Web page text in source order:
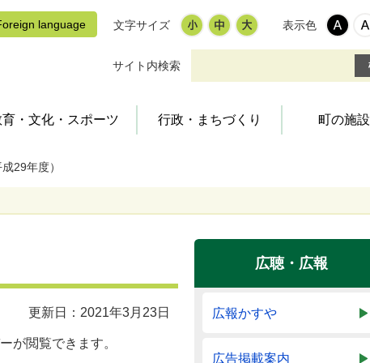
language 文字サイズ 表示色
サイト内検索
消防・休日当番医
手当・公費医療
上水道・下水道 道路・環境
給付金
育・文化・スポーツ 行政・まちづくり
ふるさとづくり寄附金
町の施設
文化・スポーツ施設
公民館 町営住宅
国・県出先機関
29年度）
更新日：2021年3月23日
が閲覧できます。
広聴・広報
広報かすや
広告掲載案内